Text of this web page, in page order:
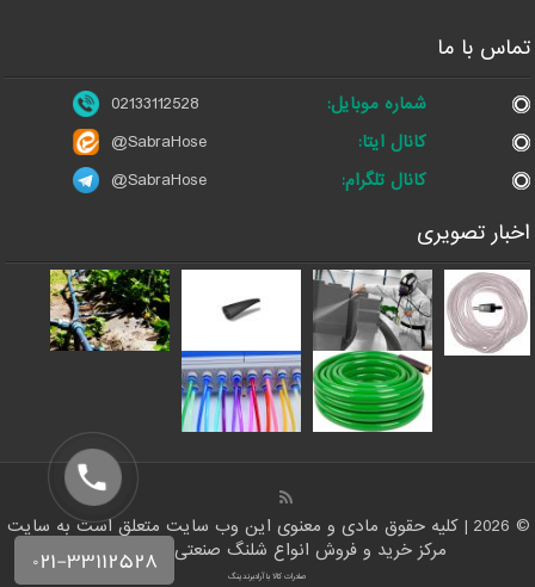
تماس با ما
شماره موبایل:
02133112528
کانال ایتا:
@SabraHose
کانال تلگرام:
@SabraHose
اخبار تصویری
© 2026 | کلیه حقوق مادی و معنوی این وب سایت متعلق است به سایت
مرکز خرید و فروش انواع شلنگ صنعتی | شلنگ من
صادرات کالا با آرادبرندینگ